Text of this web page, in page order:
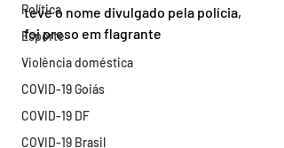
Política
Esporte
Violência doméstica
COVID-19 Goiás
COVID-19 DF
COVID-19 Brasil
teve o nome divulgado pela polícia,
foi preso em flagrante